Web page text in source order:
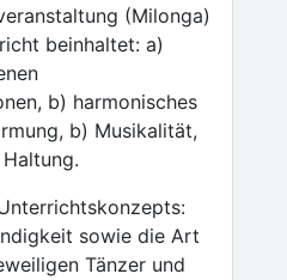
(Milonga)
beinhaltet: a)
b) harmonisches
b) Musikalität,
sowie die Art
Tänzer und